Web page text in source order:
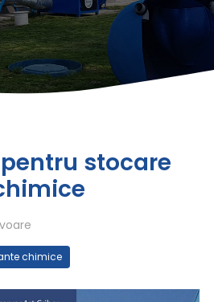
stocare
chimice